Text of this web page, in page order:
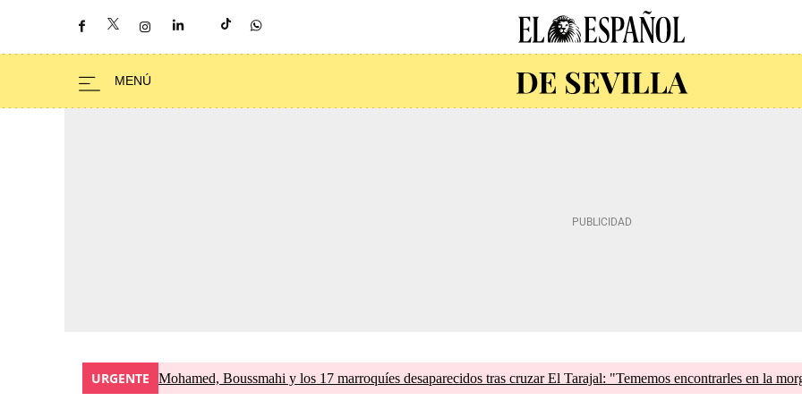
URGENTE Mohamed, Boussmahi y los 17 marroquíes desaparecidos tras cruzar El Tarajal: "Tememos encontrarles en la